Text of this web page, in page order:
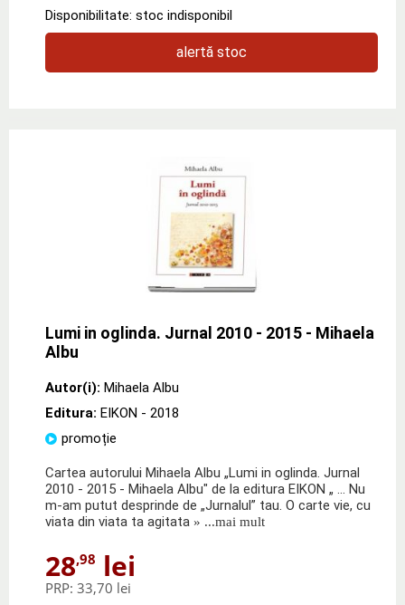
Disponibilitate: stoc indisponibil
alertă stoc
Lumi in oglinda. Jurnal 2010 - 2015 - Mihaela
Albu
Autor(i): Mihaela Albu
Editura: EIKON - 2018
promoție
Cartea autorului Mihaela Albu „Lumi in oglinda. Jurnal
2010 - 2015 - Mihaela Albu" de la editura EIKON „ … Nu
m-am putut desprinde de „Jurnalul” tau. O carte vie, cu
viata din viata ta agitata » ...mai mult
28,98 lei
PRP: 33,70 lei